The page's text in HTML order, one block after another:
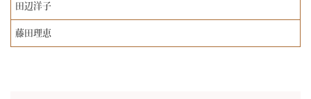
田辺洋子
藤田理恵